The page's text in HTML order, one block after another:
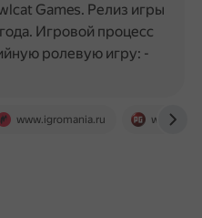
www.igromania.ru
Games. Релиз игры
Игровой процесс
ролевую игру: -